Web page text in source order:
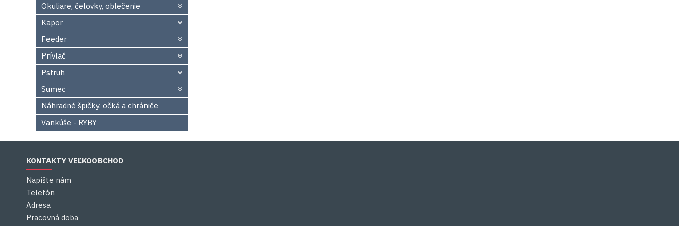
Okuliare, čelovky, oblečenie
Kapor
Feeder
Prívlač
Pstruh
Sumec
Náhradné špičky, očká a chrániče
Vankúše - RYBY
KONTAKTY VEĽKOOBCHOD
Napíšte nám
Telefón
Adresa
Pracovná doba